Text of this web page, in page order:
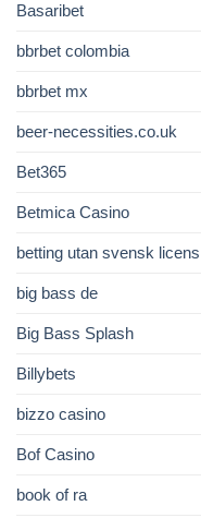
Basaribet
bbrbet colombia
bbrbet mx
beer-necessities.co.uk
Bet365
Betmica Casino
betting utan svensk licens
big bass de
Big Bass Splash
Billybets
bizzo casino
Bof Casino
book of ra